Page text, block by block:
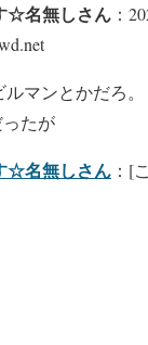
☆名無しさん ：
マンとかだろ。
たが
☆名無しさん ：[